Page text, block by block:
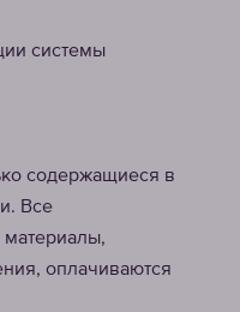
системы
содержащиеся в
Все
оплачиваются